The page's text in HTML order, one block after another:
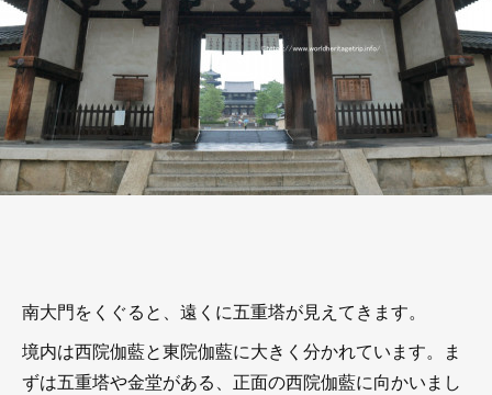
南大門をくぐると、遠くに五重塔が見えてきます。
境内は西院伽藍と東院伽藍に大きく分かれています。ま
ずは五重塔や金堂がある、正面の西院伽藍に向かいまし